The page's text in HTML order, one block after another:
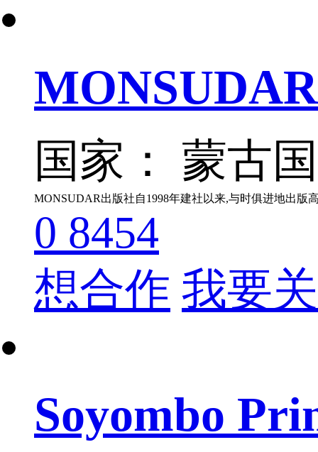
MONSUDAR
国家： 蒙古
0 8454
想合作 我要
Soyombo